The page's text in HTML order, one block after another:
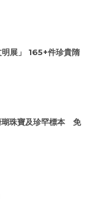
展」 165+件珍貴隋
珠寶及珍罕標本 免